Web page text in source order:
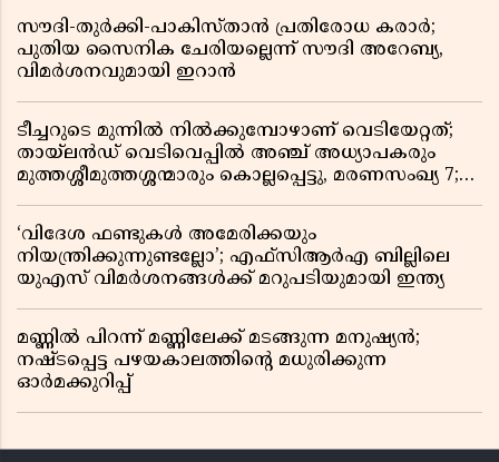
സൗദി-തുർക്കി-പാകിസ്താൻ പ്രതിരോധ കരാർ;
പുതിയ സൈനിക ചേരിയല്ലെന്ന് സൗദി അറേബ്യ,
വിമർശനവുമായി ഇറാൻ
ടീച്ചറുടെ മുന്നിൽ നിൽക്കുമ്പോഴാണ് വെടിയേറ്റത്;
തായ്‌ലൻഡ് വെടിവെപ്പിൽ അഞ്ച് അധ്യാപകരും
മുത്തശ്ശീമുത്തശ്ശന്മാരും കൊല്ലപ്പെട്ടു, മരണസംഖ്യ 7;
‘വിദേശ ഫണ്ടുകൾ അമേരിക്കയും
നിയന്ത്രിക്കുന്നുണ്ടല്ലോ’; എഫ്സിആർഎ ബില്ലിലെ
യുഎസ് വിമർശനങ്ങൾക്ക് മറുപടിയുമായി ഇന്ത്യ
മണ്ണിൽ പിറന്ന് മണ്ണിലേക്ക് മടങ്ങുന്ന മനുഷ്യൻ;
നഷ്ടപ്പെട്ട പഴയകാലത്തിൻ്റെ മധുരിക്കുന്ന
ഓർമക്കുറിപ്പ്